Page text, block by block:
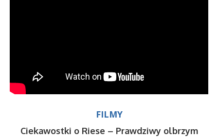
FILMY
Ciekawostki o Riese – Prawdziwy olbrzym